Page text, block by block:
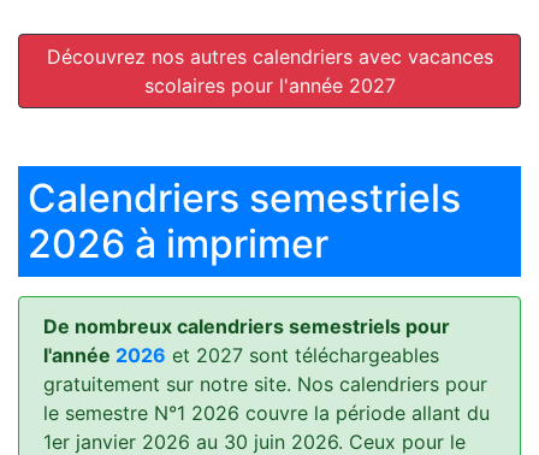
Découvrez nos autres calendriers avec vacances
scolaires pour l'année 2027
Calendriers semestriels
2026 à imprimer
De nombreux calendriers semestriels pour
l'année 2026 et 2027 sont téléchargeables
gratuitement sur notre site. Nos calendriers pour
le semestre N°1 2026 couvre la période allant du
1er janvier 2026 au 30 juin 2026. Ceux pour le